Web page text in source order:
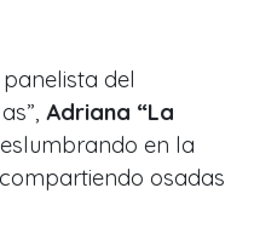
del
Adriana “La
en la
osadas